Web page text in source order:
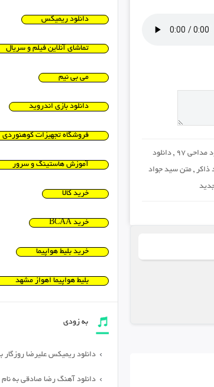
مداحی 97 , دانلود
ذاکر ,متن سید جواد
دانلود ریمیکس
تماشای آنلاین فیلم و سریال
می بی نیم
دانلود بازی اندروید
فروشگاه تجهیزات کوهنوردی
آموزش هاستینگ و سرور
خرید کالا
خرید BCAA
خرید بلیط هواپیما
بلیط هواپیما اهواز مشهد
به زودی
دانلود ریمیکس علیرضا روزگار
دانلود آهنگ رضا صادقی به